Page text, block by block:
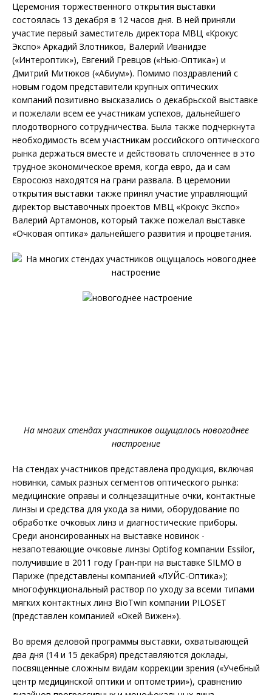
Церемония торжественного открытия выставки
состоялась 13 декабря в 12 часов дня. В ней приняли
участие первый заместитель директора МВЦ «Крокус
Экспо» Аркадий Злотников, Валерий Иванидзе
(«Интероптик»), Евгений Гревцов («Нью-Оптика») и
Дмитрий Митюков («Абиум»). Помимо поздравлений с
новым годом представители крупных оптических
компаний позитивно высказались о декабрьской выставке
и пожелали всем ее участникам успехов, дальнейшего
плодотворного сотрудничества. Была также подчеркнута
необходимость всем участникам российского оптического
рынка держаться вместе и действовать сплоченнее в это
трудное экономическое время, когда евро, да и сам
Евросоюз находятся на грани развала. В церемонии
открытия выставки также принял участие управляющий
директор выставочных проектов МВЦ «Крокус Экспо»
Валерий Артамонов, который также пожелал выставке
«Очковая оптика» дальнейшего развития и процветания.
На многих стендах участников ощущалось новогоднее
настроение
На стендах участников представлена продукция, включая
новинки, самых разных сегментов оптического рынка:
медицинские оправы и солнцезащитные очки, контактные
линзы и средства для ухода за ними, оборудование по
обработке очковых линз и диагностические приборы.
Среди анонсированных на выставке новинок -
незапотевающие очковые линзы Optifog компании Essilor,
получившие в 2011 году Гран-при на выставке SILMO в
Париже (представлены компанией «ЛУЙС-Оптика»);
многофункциональный раствор по уходу за всеми типами
мягких контактных линз BioTwin компании PILOSET
(представлен компанией «Окей Вижен»).
Во время деловой программы выставки, охватывающей
два дня (14 и 15 декабря) представляются доклады,
посвященные сложным видам коррекции зрения («Учебный
центр медицинской оптики и оптометрии»), сравнению